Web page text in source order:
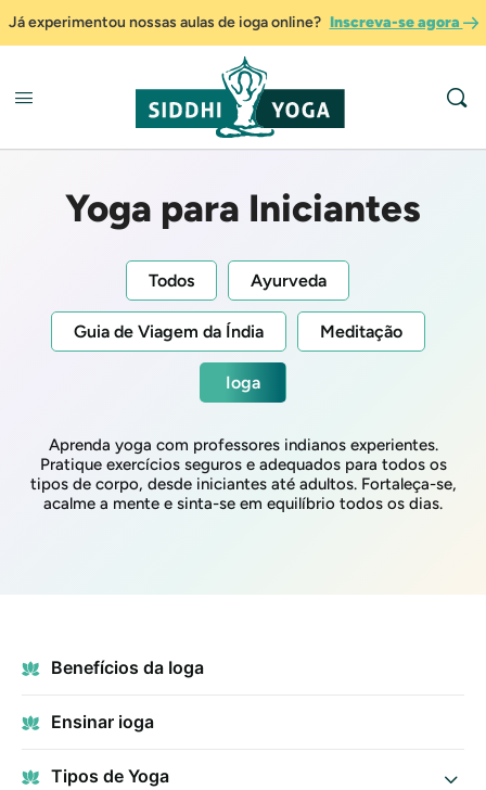
Já experimentou nossas aulas de ioga online? Inscreva-se agora
Yoga para Iniciantes
Todos Ayurveda
Guia de Viagem da Índia Meditação
Ioga
Aprenda yoga com professores indianos experientes.
Pratique exercícios seguros e adequados para todos os
tipos de corpo, desde iniciantes até adultos. Fortaleça-se,
acalme a mente e sinta-se em equilíbrio todos os dias.
Benefícios da Ioga
Ensinar ioga
Tipos de Yoga